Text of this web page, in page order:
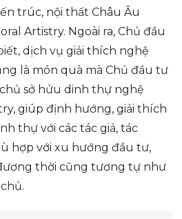
trúc, nội thất Châu Âu
Artistry. Ngoài ra, Chủ đầu
dịch vụ giải thích nghệ
là món quà mà Chủ đầu tư
sở hửu dinh thự nghệ
giúp định hướng, giải thích
thự với các tác giả, tác
hợp với xu hướng đầu tư,
thời cũng tương tự như